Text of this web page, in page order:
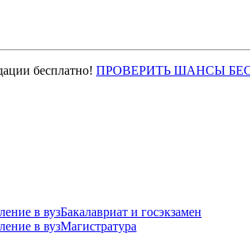
бесплатно! ПРОВЕРИТЬ ШАНСЫ
Бакалавриат и госэкзамен
Магистратура